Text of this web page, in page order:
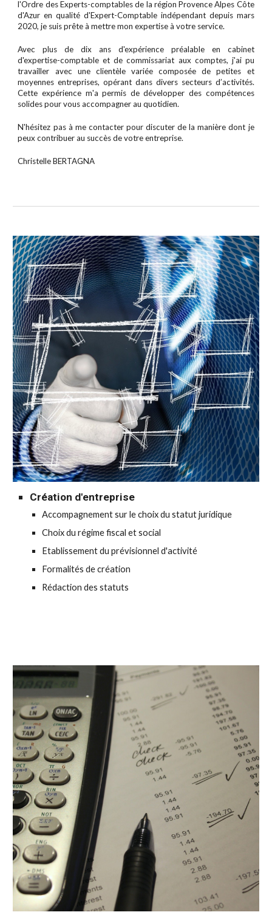
l'Ordre des Experts-comptables de la région Provence Alpes Côte
d'Azur en qualité d'Expert-Comptable indépendant depuis mars
2020, je suis prête à mettre mon expertise à votre service.
Avec plus de dix ans d'expérience préalable en cabinet
d'expertise-comptable et de commissariat aux comptes, j'ai pu
travailler avec une clientèle variée composée de petites et
moyennes entreprises, opérant dans divers secteurs d’activités.
Cette expérience m'a permis de développer des compétences
solides pour vous accompagner au quotidien.
N'hésitez pas à me contacter pour discuter de la manière dont je
peux contribuer au succès de votre entreprise.
Christelle BERTAGNA
Création d'entreprise
Accompagnementsur le choix du statut juridique
Choixdu régime fiscal et social
Etablissement du prévisionnel d'activité
Formalités de création
Rédaction des statuts